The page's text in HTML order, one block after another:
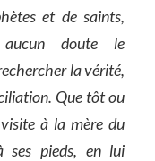
et de saints,
aucun doute le
la vérité,
Que tôt ou
à la mère du
ses pieds, en lui